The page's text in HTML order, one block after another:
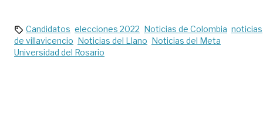
Candidatos elecciones 2022 Noticias de Colombia noticias
de villavicencio Noticias del Llano Noticias del Meta
Universidad del Rosario